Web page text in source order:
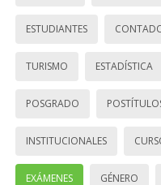
ESTUDIANTES
TURISMO ESTADÍSTICA
POSGRADO
INSTITUCIONALES
EXÁMENES GÉNERO